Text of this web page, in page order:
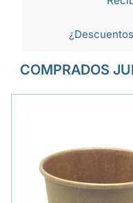
COMPRADOS